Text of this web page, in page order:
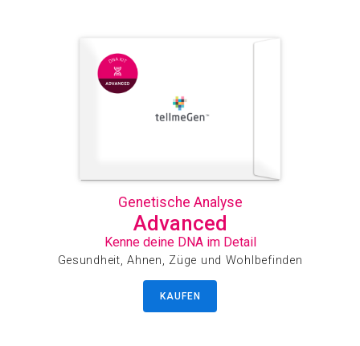
Genetische Analyse
Advanced
Kenne deine DNA im Detail
Gesundheit, Ahnen, Züge und Wohlbefinden
KAUFEN